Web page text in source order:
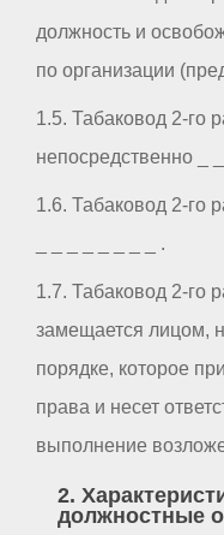
должность и
по организации
1.5. Табаковод 2-го
непосредственно _
1.6. Табаковод 2-го
_ _ _ _ _ _ _ _ .
1.7. Табаковод 2-го
замещается лицом,
порядке, которое
права и несет
выполнение
2.
должностные